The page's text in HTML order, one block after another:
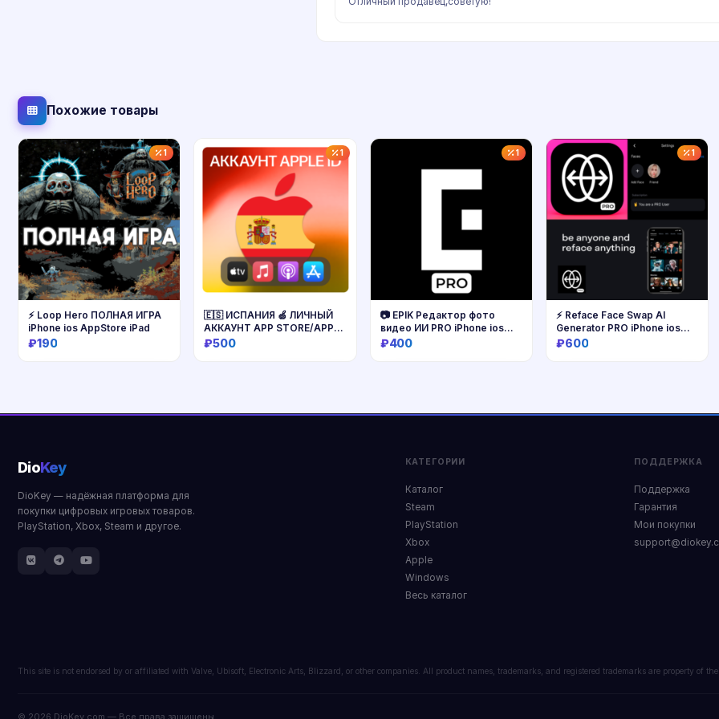
Похожие товары
1
⚡ Loop Hero ПОЛНАЯ ИГРА
iPhone ios AppStore iPad
₽190
1
🇪🇸 ИСПАНИЯ 🍏 ЛИЧНЫЙ
АККАУНТ APP STORE/APPLE
ID
₽500
1
📷 EPIK Редактор фото
видео ИИ PRO iPhone ios
AppStore
₽400
1
⚡ Reface Face Swap AI
Generator PRO iPhone ios
AppStore
₽600
DioKey
DioKey — надёжная платформа для
покупки цифровых игровых товаров.
PlayStation, Xbox, Steam и другое.
КАТЕГОРИИ
Каталог
Steam
PlayStation
Xbox
Apple
Windows
Весь каталог
ПОДДЕРЖКА
Поддержка
Гарантия
Мои покупки
This site is not endorsed by or affiliated with Valve, Ubisoft, Electronic Arts, Blizzard, or other companies. All product names, trademarks, and registered trademarks are property of
© 2026 DioKey.com — Все права защищены.